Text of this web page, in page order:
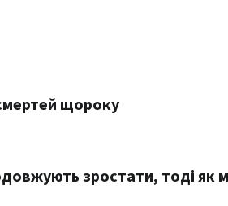
щороку
зростати, тоді як